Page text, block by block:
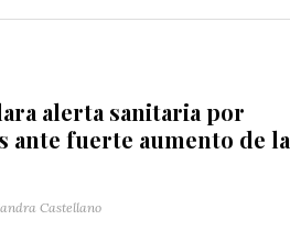
alerta sanitaria por
ante fuerte aumento de la
Castellano